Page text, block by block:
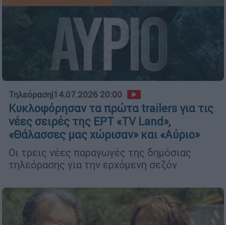
Τηλεόραση|14.07.2026 20:00
Κυκλοφόρησαν τα πρώτα trailers για τις
νέες σειρές της ΕΡΤ «TV Land»,
«Θάλασσες μας χώρισαν» και «Αύριο»
Οι τρεις νέες παραγωγές της δημόσιας
τηλεόρασης για την ερχόμενη σεζόν